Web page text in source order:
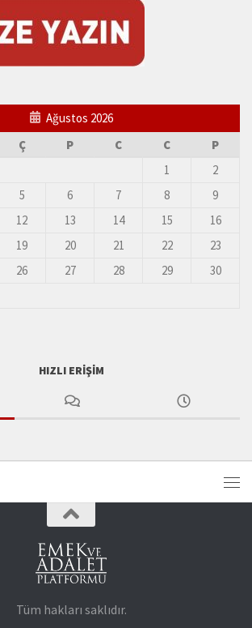
Ağustos 2026
Ç P C C
P
1
2
5 6 7 8
9
12 13 14 15
16
19 20 21 22
23
26 27 28 29
30
HIZLI ERIŞIM
Tüm hakları saklıdır.